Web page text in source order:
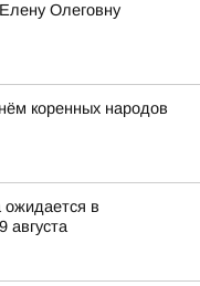
Олеговну
коренных народов
ожидается в
августа